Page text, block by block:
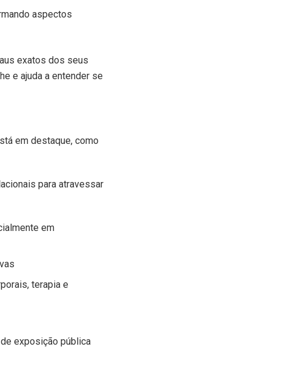
aspectos
exatos dos seus
e ajuda a entender se
em destaque, como
para atravessar
em
terapia e
exposição pública